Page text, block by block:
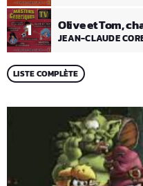
1 Olive et Tom,
JEAN-CLAUDE
LISTE COMPLÈTE